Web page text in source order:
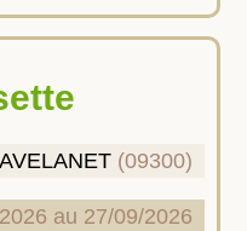
(09300)
au 27/09/2026